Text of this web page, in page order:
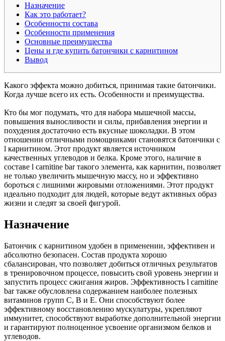
Назначение
Как это работает?
Особенности состава
Особенности применения
Основные преимущества
Цены и где купить батончики с карнитином
Вывод
Какого эффекта можно добиться, принимая такие батончики.
Когда лучше всего их есть. Особенности и преимущества.
Кто бы мог подумать, что для набора мышечной массы,
повышения выносливости и силы, прибавления энергии и
похудения достаточно есть вкусные шоколадки. В этом
отношении отличными помощниками становятся батончики с
l карнитином. Этот продукт является источником
качественных углеводов и белка. Кроме этого, наличие в
составе l carnitine bar такого элемента, как карнитин, позволяет
не только увеличить мышечную массу, но и эффективно
бороться с лишними жировыми отложениями. Этот продукт
идеально подходит для людей, которые ведут активных образ
жизни и следят за своей фигурой.
Назначение
Батончик с карнитином удобен в применении, эффективен и
абсолютно безопасен. Состав продукта хорошо
сбалансирован, что позволяет добиться отличных результатов
в тренировочном процессе, повысить свой уровень энергии и
запустить процесс сжигания жиров. Эффективность l carnitine
bar также обусловлена содержанием наиболее полезных
витаминов групп С, В и Е. Они способствуют более
эффективному восстановлению мускулатуры, укрепляют
иммунитет, способствуют выработке дополнительной энергии
и гарантируют полноценное усвоение организмом белков и
углеводов.